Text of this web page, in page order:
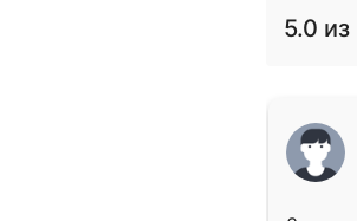
5.0 из